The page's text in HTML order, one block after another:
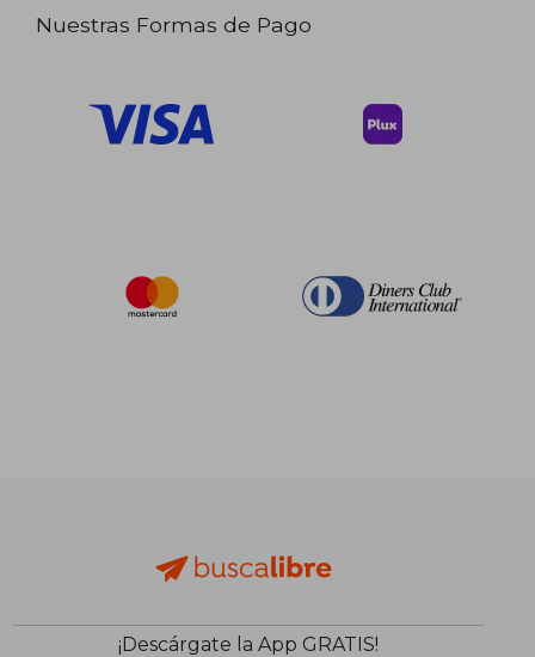
Nuestras Formas de Pago
¡Descárgate la App GRATIS!